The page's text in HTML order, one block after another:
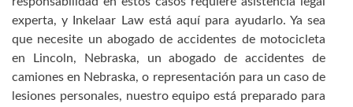
experta, y Inkelaar Law está aquí para ayudarlo. Ya sea
que necesite un abogado de accidentes de motocicleta
en Lincoln, Nebraska, un abogado de accidentes de
camiones en Nebraska, o representación para un caso de
lesiones personales, nuestro equipo está preparado para